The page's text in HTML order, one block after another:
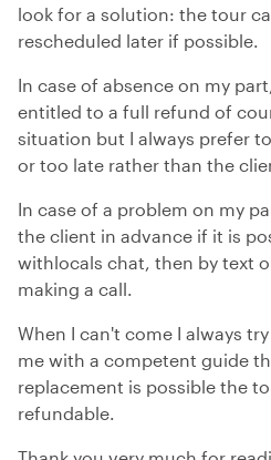
look for a solution: the tour
rescheduled later if possible.
In case of absence on my
entitled to a full refund of
situation but I always prefer
or too late rather than the
In case of a problem on my
the client in advance if it is
withlocals chat, then by text
making a call.
When I can't come I always
me with a competent guide
replacement is possible the
refundable.